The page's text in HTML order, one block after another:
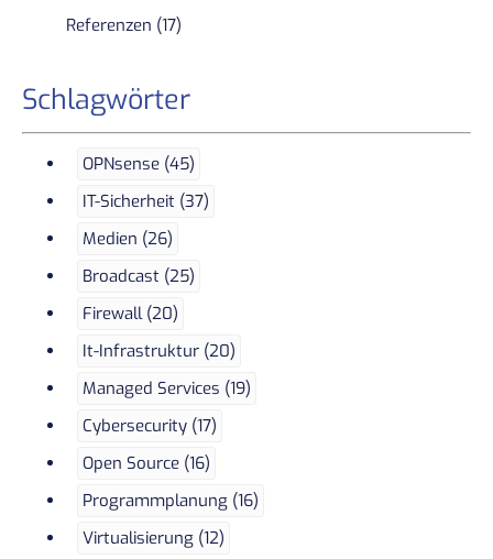
Referenzen (17)
Schlagwörter
OPNsense (45)
IT-Sicherheit (37)
Medien (26)
Broadcast (25)
Firewall (20)
It-Infrastruktur (20)
Managed Services (19)
Cybersecurity (17)
Open Source (16)
Programmplanung (16)
Virtualisierung (12)